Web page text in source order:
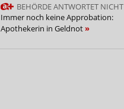
BEHÖRDE ANTWORTET NICHT
Immer noch keine Approbation:
Apothekerin in Geldnot